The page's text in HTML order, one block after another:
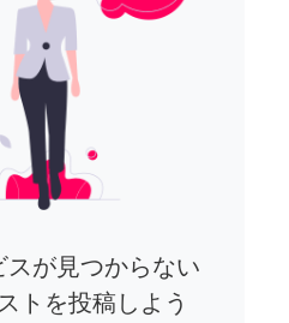
スが見つからない
トを投稿しよう